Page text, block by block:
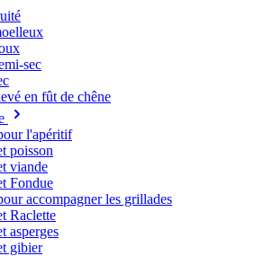
sec
en fût de chêne
l'apéritif
poisson
viande
Fondue
accompagner les grillades
Raclette
asperges
gibier